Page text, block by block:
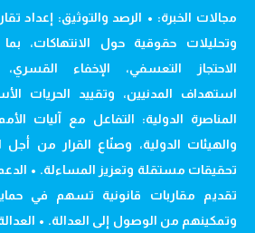
مجالات الخبرة: • الرصد والتوثيق: إعداد
وتحليلات حقوقية حول الانتهاكات،
الاحتجاز التعسفي، الإخفاء القسري،
استهداف المدنيين، وتقييد الحريات
المناصرة الدولية: التفاعل مع آليات
والهيئات الدولية، وصنّاع القرار من أجل
تحقيقات مستقلة وتعزيز المساءلة. • الدعم
تقديم مقاربات قانونية تسهم في
وتمكينهم من الوصول إلى العدالة. • العدالة